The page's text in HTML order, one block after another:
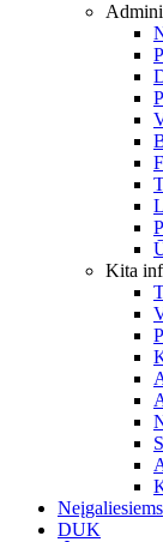
Kita
Neįgaliesiems
DUK